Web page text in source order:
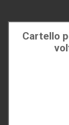
Cartello